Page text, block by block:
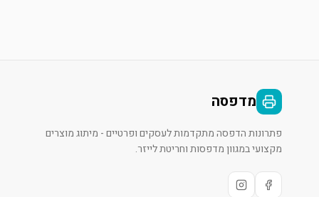
מדפסה
פתרונות הדפסה מתקדמות לעסקים ופרטיים - מיתוג מוצרים
מקצועי במגוון מדפסות וחריטת לייזר.